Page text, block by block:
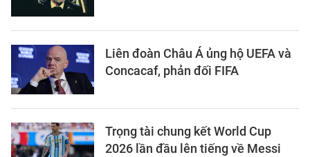
Liên đoàn Châu Á ủng hộ UEFA và
Concacaf, phản đối FIFA
Trọng tài chung kết World Cup
2026 lần đầu lên tiếng về Messi